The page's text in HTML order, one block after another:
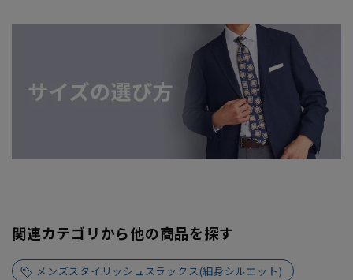
関連カテゴリから他の商品を探す
メンズスタイリッシュスラックス(細身シルエット)